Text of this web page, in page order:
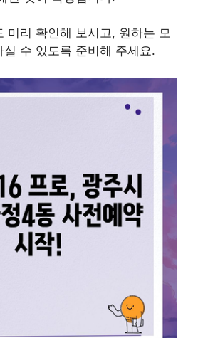
미리 확인해 보시고, 원하는 모
수 있도록 준비해 주세요.